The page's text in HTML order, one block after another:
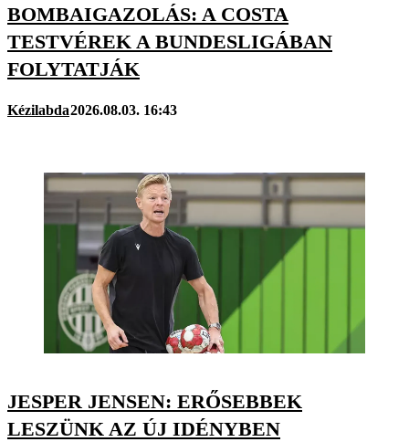
BOMBAIGAZOLÁS: A COSTA
TESTVÉREK A BUNDESLIGÁBAN
FOLYTATJÁK
Kézilabda2026.08.03. 16:43
JESPER JENSEN: ERŐSEBBEK
LESZÜNK AZ ÚJ IDÉNYBEN